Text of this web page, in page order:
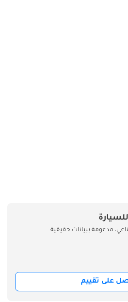
مدعومة ببيانات حقيقية
على تقييم